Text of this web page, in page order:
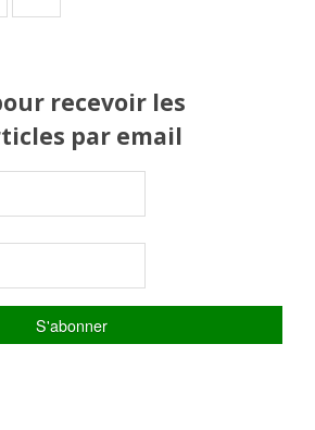
recevoir les
par email